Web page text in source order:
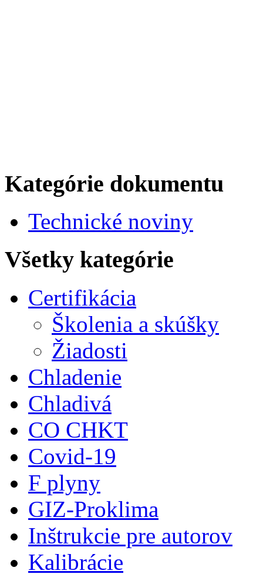
Kategórie dokumentu
Technické noviny
Všetky kategórie
Certifikácia
Školenia a skúšky
Žiadosti
Chladenie
Chladivá
CO CHKT
Covid-19
F plyny
GIZ-Proklima
Inštrukcie pre autorov
Kalibrácie